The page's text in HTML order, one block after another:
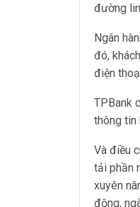
đường
Ngân
đó,
điện
TPBank
thông tin
Và điều
tải phần
xuyên
động,